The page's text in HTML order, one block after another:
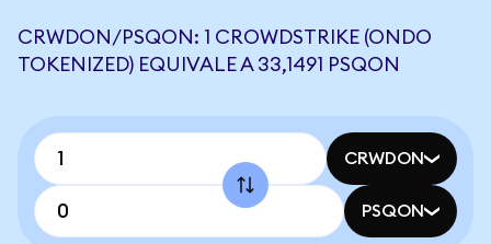
CRWDON/PSQON: 1 CROWDSTRIKE (ONDO
TOKENIZED) EQUIVALE A 33,1491 PSQON
CRWDON
PSQON